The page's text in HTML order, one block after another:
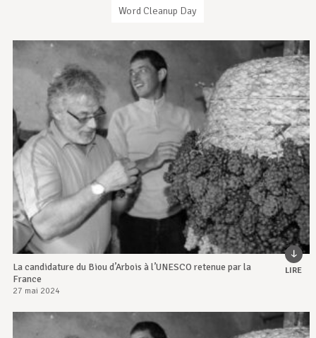
Word Cleanup Day
La candidature du Biou d’Arbois à l’UNESCO retenue par la
France
27 mai 2024
LIRE